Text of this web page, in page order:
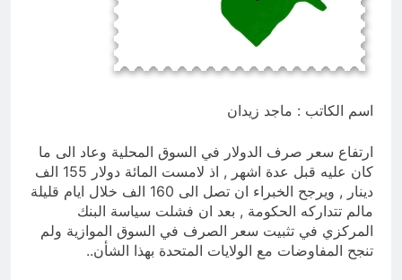
23 ساعة Ago
شعراء العراق الذين بقيت قبورهم في
المنافي.. ووصايا لم تُنفذ
23 ساعة Ago
اسم الكاتب : ماجد زيدان
ارتفاع سعر صرف الدولار في السوق المحلية وعاد الى ما
كان عليه قبل عدة اشهر , اذ لامست المائة دولار 155 الف
دينار , ويرجح الخبراء ان تصل الى 160 الف خلال ايام قليلة
مالم تتداركه الحكومة , بعد ان فشلت سياسة البنك
المركزي في تثبيت سعر الصرف في السوق الموازية ولم
تنجح المفاوضات مع الولايات المتحدة بهذا الشأن..